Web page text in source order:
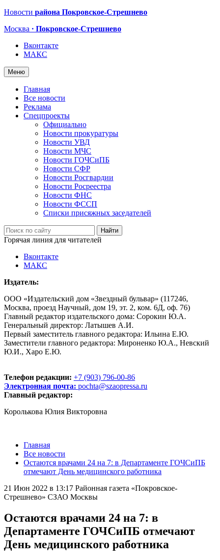
Новости района Покровское-Стрешнево
Москва · Покровское-Стрешнево
Вконтакте
МАКС
Меню
Главная
Все новости
Реклама
Спецпроекты
Официально
Новости прокуратуры
Новости УВД
Новости МЧС
Новости ГОЧСиПБ
Новости СФР
Новости Росгвардии
Новости Росреестра
Новости ФНС
Новости ФССП
Списки присяжных заседателей
Горячая линия для читателей
Вконтакте
МАКС
Издатель:
ООО «Издательский дом «Звездный бульвар» (117246,
Москва, проезд Научный, дом 19, эт. 2, ком. 6Д, оф. 76)
Главный редактор издательского дома: Сорокин Ю.А.
Генеральный директор: Латышев А.И.
Первый заместитель главного редактора: Ильина Е.Ю.
Заместители главного редактора: Мироненко Ю.А., Невский
Ю.И., Харо Е.Ю.
Телефон редакции: +7 (903) 796-00-86
Электронная почта: pochta@szaopressa.ru
Главный редактор:
Королькова Юлия Викторовна
Главная
Все новости
Остаются врачами 24 на 7: в Департаменте ГОЧСиПБ
отмечают День медицинского работника
21 Июн 2022 в 13:17 Районная газета «Покровское-
Стрешнево» СЗАО Москвы
Остаются врачами 24 на 7: в
Департаменте ГОЧСиПБ отмечают
День медицинского работника